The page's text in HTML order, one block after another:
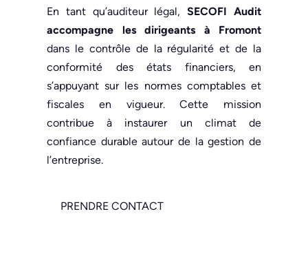
En tant qu’auditeur légal,SECOFI Audit
accompagne les dirigeants à Fromont
dans le contrôle de la régularité et de la
conformité des états financiers, en
s’appuyant sur les normes comptables et
fiscales en vigueur. Cette mission
contribue à instaurer un climat de
confiance durable autour de la gestion de
l’entreprise.
PRENDRE CONTACT